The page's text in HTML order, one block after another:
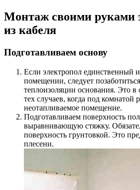
Монтаж своими руками
из кабеля
Подготавливаем основу
Если электропол единственный
помещении, следует
теплоизоляции основания. Это в
тех случаев, когда под комнатой
неотапливаемое помещение.
Подготавливаем поверхность
выравнивающую стяжку.
поверхность грунтовкой. Это
плесени.